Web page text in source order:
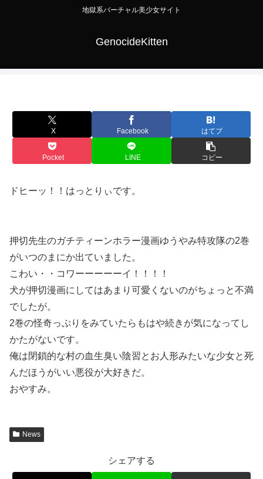
地獄系バーチャル美少女サイト
GenocideKitten
X Facebook はてブ
Pocket LINE コピー
ドヒーッ！！はっとりぃです。
押切先生のガチティーンホラー漫画ゆうやみ特攻隊の2巻
がいつのまにか出ていました。
こわい・・コワーーーーーイ！！！！
犬が押切漫画にしてはあまり可愛くないのがちょっと不満
でしたが。
2巻の怪奇っぷりをみていたらもはや続きが気になってし
かたがないです。
俺は閉鎖的な村の血生臭い陰習とお人形みたいな少女と死
んだほうがいい悪役が大好きだ。
おやすみ。
News
シェアする